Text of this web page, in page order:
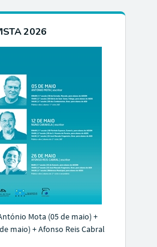
2026
Mota (05 de maio) +
maio) + Afonso Reis Cabral